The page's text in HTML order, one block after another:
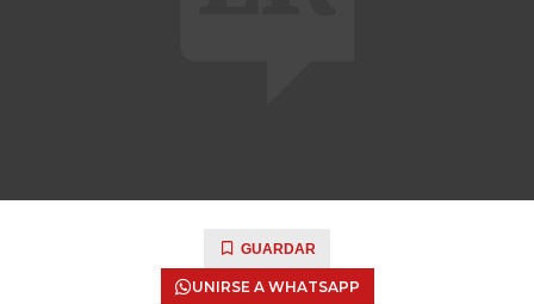
GUARDAR
UNIRSE A WHATSAPP